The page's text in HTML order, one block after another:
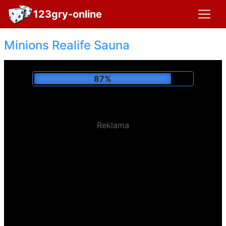
123gry-online
Minions Realife Sauna
92%
Reklama